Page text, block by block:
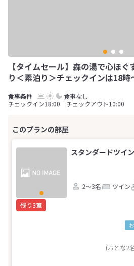
【タイムセール】森の湯で心ほ
り＜素泊り＞チェックインは18時
食事なし
チェックイン18:00 チェックアウト10:00
スタンダードツイ
2～3名 ツイン
残り3室
(おとな2